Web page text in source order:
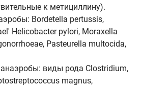
к метициллину).
Bordetella pertussis,
Helicobacter pylori, Moraxella
Pasteurella multocida,
виды рода Clostridium,
magnus,